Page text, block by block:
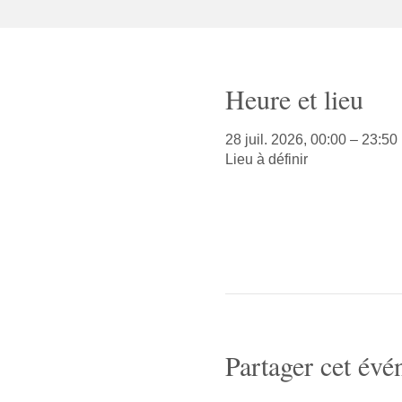
Heure et lieu
28 juil. 2026, 00:00 – 23:50
Lieu à définir
Partager cet